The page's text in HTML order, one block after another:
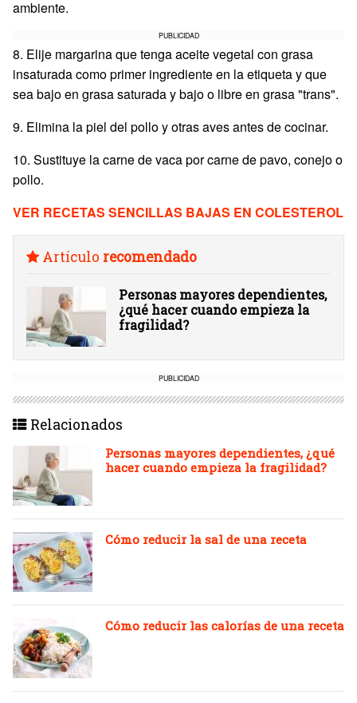
ambiente.
PUBLICIDAD
8. Elije margarina que tenga aceite vegetal con grasa
insaturada como primer ingrediente en la etiqueta y que
sea bajo en grasa saturada y bajo o libre en grasa "trans".
9. Elimina la piel del pollo y otras aves antes de cocinar.
10. Sustituye la carne de vaca por carne de pavo, conejo o
pollo.
VER RECETAS SENCILLAS BAJAS EN COLESTEROL
Artículo recomendado
Personas mayores dependientes,
¿qué hacer cuando empieza la
fragilidad?
PUBLICIDAD
Relacionados
Personas mayores dependientes, ¿qué
hacer cuando empieza la fragilidad?
Cómo reducir la sal de una receta
Cómo reducir las calorías de una receta